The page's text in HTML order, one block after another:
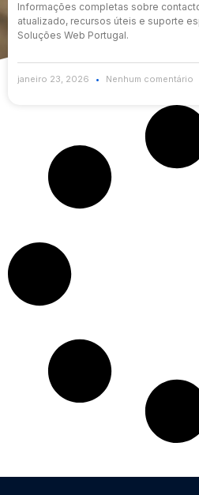
Informações completas sobre
atualizado, recursos úteis e suporte
Soluções Web Portugal.
janeiro 23, 2026 Nenhum comentário